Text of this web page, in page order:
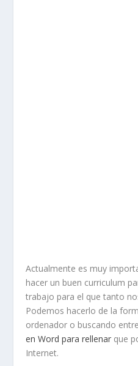
Actualmente es muy
hacer un buen curriculum
trabajo para el que tanto
Podemos hacerlo de la
ordenador o buscando
en Word para rellenar que
Internet.